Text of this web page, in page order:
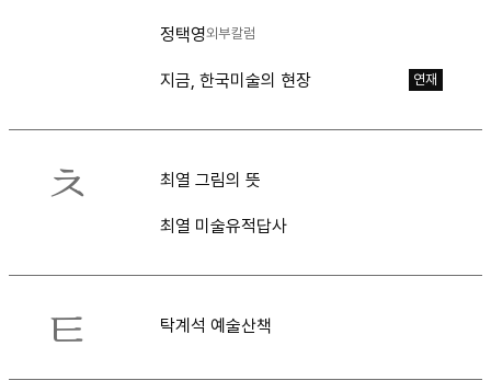
정택영외부칼럼
지금, 한국미술의 현장 연재
ㅊ 최열 그림의 뜻
최열 미술유적답사
ㅌ 탁계석 예술산책